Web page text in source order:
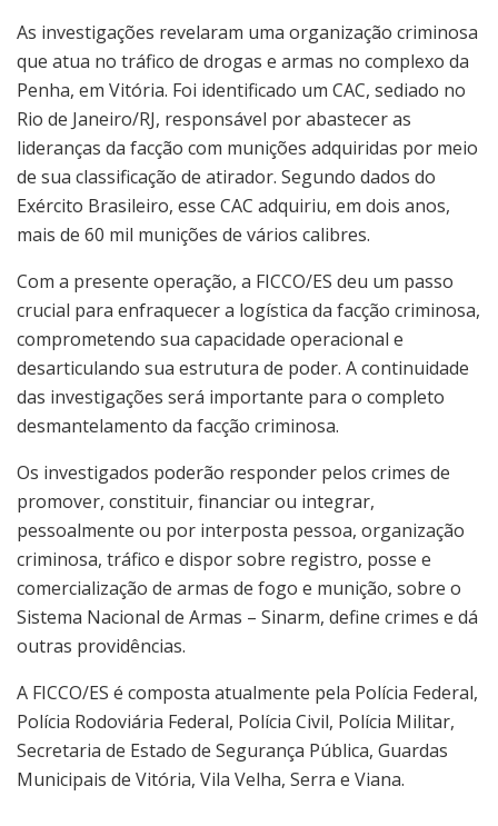
As investigações revelaram uma organização criminosa
que atua no tráfico de drogas e armas no complexo da
Penha, em Vitória. Foi identificado um CAC, sediado no
Rio de Janeiro/RJ, responsável por abastecer as
lideranças da facção com munições adquiridas por meio
de sua classificação de atirador. Segundo dados do
Exército Brasileiro, esse CAC adquiriu, em dois anos,
mais de 60 mil munições de vários calibres.
Com a presente operação, a FICCO/ES deu um passo
crucial para enfraquecer a logística da facção criminosa,
comprometendo sua capacidade operacional e
desarticulando sua estrutura de poder. A continuidade
das investigações será importante para o completo
desmantelamento da facção criminosa.
Os investigados poderão responder pelos crimes de
promover, constituir, financiar ou integrar,
pessoalmente ou por interposta pessoa, organização
criminosa, tráfico e dispor sobre registro, posse e
comercialização de armas de fogo e munição, sobre o
Sistema Nacional de Armas – Sinarm, define crimes e dá
outras providências.
A FICCO/ES é composta atualmente pela Polícia Federal,
Polícia Rodoviária Federal, Polícia Civil, Polícia Militar,
Secretaria de Estado de Segurança Pública, Guardas
Municipais de Vitória, Vila Velha, Serra e Viana.